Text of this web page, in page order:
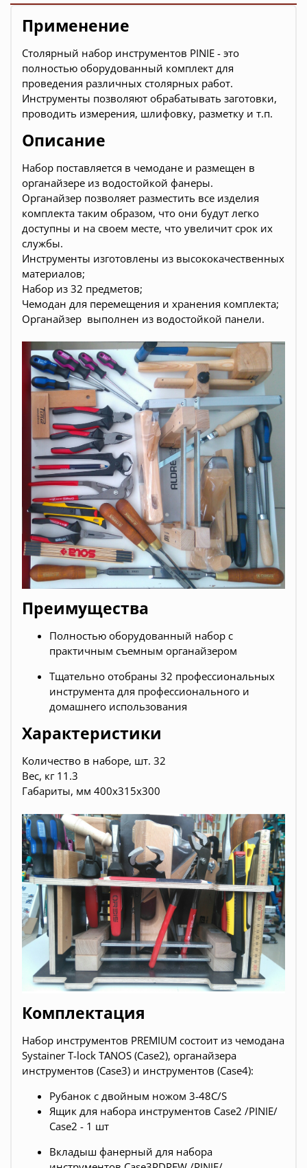
Применение
Столярный набор инструментов PINIE - это
полностью оборудованный комплект для
проведения различных столярных работ.
Инструменты позволяют обрабатывать заготовки,
проводить измерения, шлифовку, разметку и т.п.
Описание
Набор поставляется в чемодане и размещен в
органайзере из водостойкой фанеры.
Органайзер позволяет разместить все изделия
комплекта таким образом, что они будут легко
доступны и на своем месте, что увеличит срок их
службы.
Инструменты изготовлены из высококачественных
материалов;
Набор из 32 предметов;
Чемодан для перемещения и хранения комплекта;
Органайзер выполнен из водостойкой панели.
Преимущества
Полностью оборудованный набор с
практичным съемным органайзером
Тщательно отобраны 32 профессиональных
инструмента для профессионального и
домашнего использования
Характеристики
Количество в наборе, шт. 32
Вес, кг 11.3
Габариты, мм 400x315x300
Комплектация
Набор инструментов PREMIUM состоит из чемодана
Systainer T-lock TANOS (Case2), органайзера
инструментов (Case3) и инструментов (Case4):
Рубанок с двойным ножом 3-48C/S
Ящик для набора инструментов Case2 /PINIE/
Case2 - 1 шт
Вкладыш фанерный для набора